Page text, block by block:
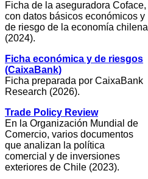
Ficha de la aseguradora Coface,
con datos básicos económicos y
de riesgo de la economía chilena
(2024).
Ficha económica y de riesgos
(CaixaBank)
Ficha preparada por CaixaBank
Research (2026).
Trade Policy Review
En la Organización Mundial de
Comercio, varios documentos
que analizan la política
comercial y de inversiones
exteriores de Chile (2023).